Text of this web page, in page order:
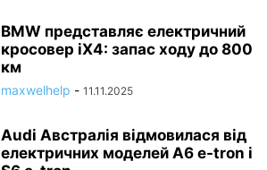
BMW представляє електричний
кросовер iX4: запас ходу до 800
км
maxwelhelp - 11.11.2025
Audi Австралія відмовилася від
електричних моделей A6 e-tron і